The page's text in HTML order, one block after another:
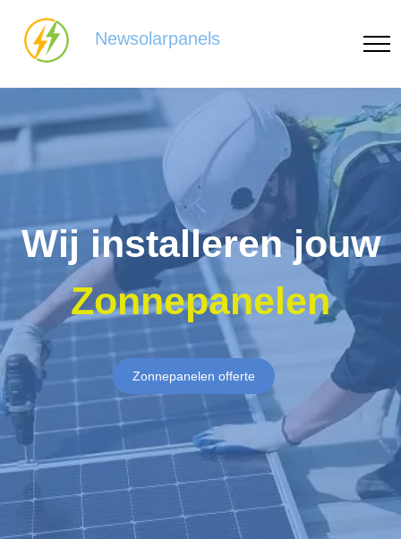
Newsolarpanels
Wij installeren jouw
Zonnepanelen
Zonnepanelen offerte